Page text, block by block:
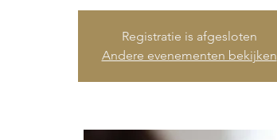
Registratie is afgesloten
Andere evenementen bekijken